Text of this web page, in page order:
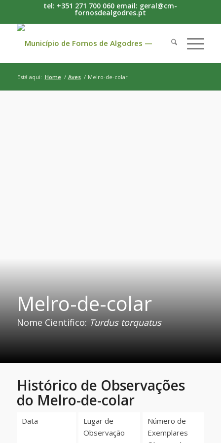
tel: +351 271 700 060 email: geral@cm-
fornosdealgodres.pt
Está aqui: Home / Aves / Melro-de-colar
Melro-de-colar
Nome Cientifico: Turdus torquatus
Histórico de Observações
do Melro-de-colar
Data
Lugar de
Observação
Número de
Exemplares